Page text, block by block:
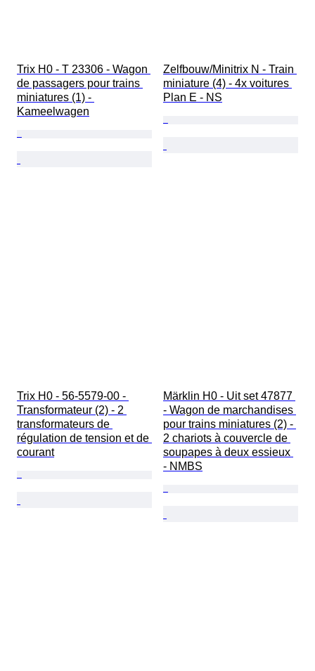
Trix H0 - T 23306 - Wagon
de passagers pour trains
miniatures (1) -
Kameelwagen
Zelfbouw/Minitrix N - Train
miniature (4) - 4x voitures
Plan E - NS
Trix H0 - 56-5579-00 -
Transformateur (2) - 2
transformateurs de
régulation de tension et de
courant
Märklin H0 - Uit set 47877
- Wagon de marchandises
pour trains miniatures (2) -
2 chariots à couvercle de
soupapes à deux essieux
- NMBS